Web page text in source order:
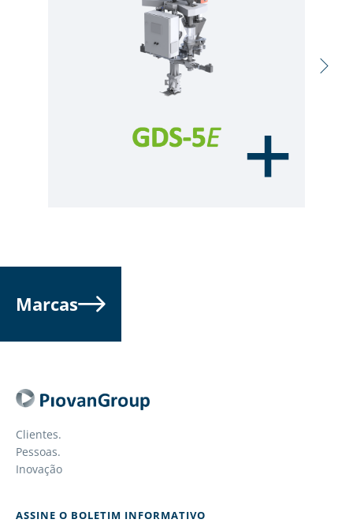
Marcas
Clientes.
Pessoas.
Inovação
ASSINE O BOLETIM INFORMATIVO